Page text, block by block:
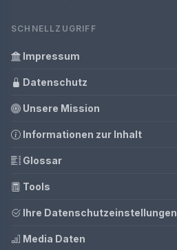
SCHNELLZUGRIFF
Impressum
Datenschutz
Unsere Mission
Informationen zur Inhalt
Glossar
Tools
Ihre Datenschutzeinstellungen
Media Daten